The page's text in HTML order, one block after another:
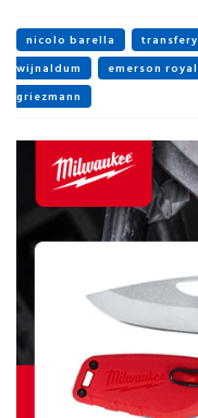
nicolo barella transfery
wijnaldum
emerson royal
griezmann